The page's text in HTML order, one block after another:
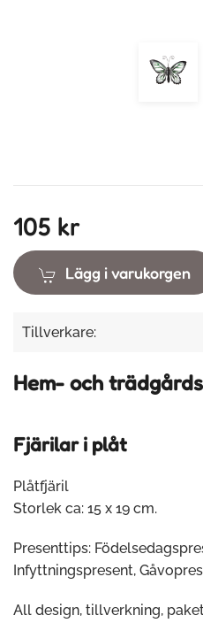
105 kr
Lägg i varukorgen
Tillverkare:
Hem- och
Fjärilar i plåt
Plåtfjäril
Storlek ca: 15 x 19 cm.
Presenttips:
Infyttningspresent,
All design, tillverkning,